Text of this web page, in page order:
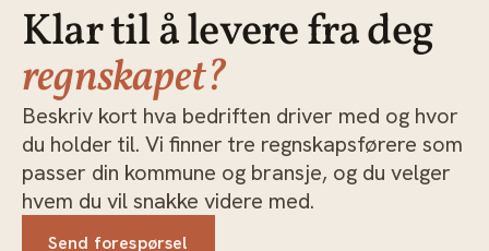
Klar til å levere fra deg
regnskapet?
Beskriv kort hva bedriften driver med og hvor
du holder til. Vi finner tre regnskapsførere som
passer din kommune og bransje, og du velger
hvem du vil snakke videre med.
Send forespørsel